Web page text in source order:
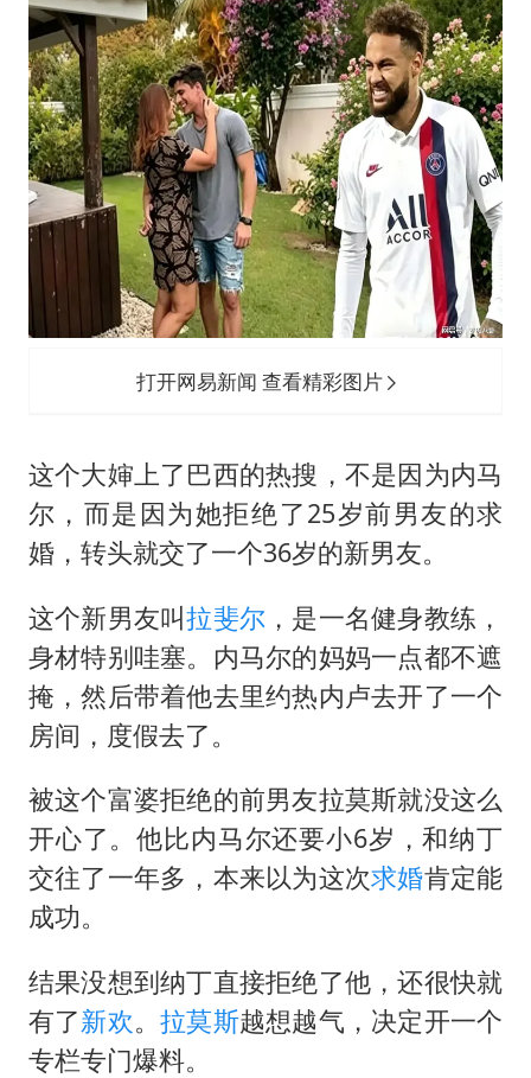
货车高速制动失灵 交警护航化险为夷
白海豚突然大拐弯 走出罕见路线
下党之路
打开网易新闻 查看精彩图片
这个大婶上了巴西的热搜，不是因为内马
尔，而是因为她拒绝了25岁前男友的求
婚，转头就交了一个36岁的新男友。
这个新男友叫拉斐尔 ，是一名健身教练，
身材特别哇塞。内马尔的妈妈一点都不遮
掩，然后带着他去里约热内卢去开了一个
房间，度假去了。
被这个富婆拒绝的前男友拉莫斯就没这么
开心了。他比内马尔还要小6岁，和纳丁
交往了一年多，本来以为这次求婚肯定能
成功。
结果没想到纳丁直接拒绝了他，还很快就
有了新欢。拉莫斯越想越气，决定开一个
专栏专门爆料。